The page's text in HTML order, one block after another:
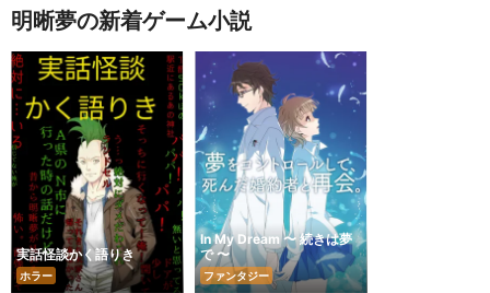
明晰夢の新着ゲーム小説
実話怪談かく語りき
ホラー
In My Dream 〜 続きは夢
で 〜
ファンタジー